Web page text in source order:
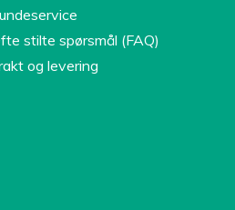
stilte spørsmål (FAQ)
og levering